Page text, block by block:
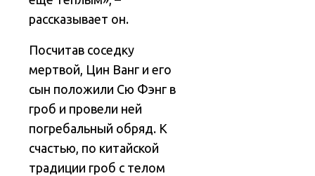
рассказывает он.
Посчитав соседку
мертвой, Цин Ванг и его
сын положили Сю Фэнг в
гроб и провели ней
погребальный обряд. К
счастью, по китайской
традиции гроб с телом